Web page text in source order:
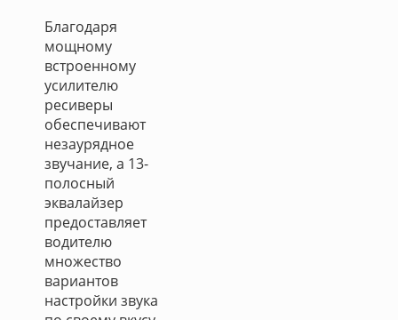
Благодаря
мощному
встроенному
усилителю
ресиверы
обеспечивают
незаурядное
звучание, а 13-
полосный
эквалайзер
предоставляет
водителю
множество
вариантов
настройки звука